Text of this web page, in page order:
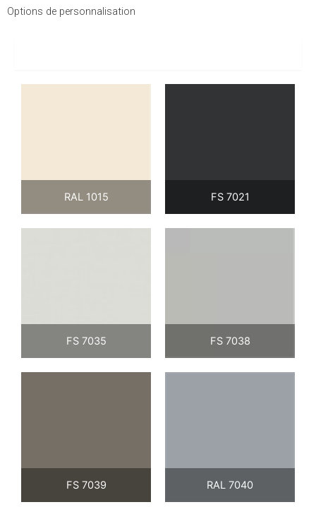
Options de personnalisation
RAL 1015 FS 7021
FS 7035 FS 7038
FS 7039 RAL 7040